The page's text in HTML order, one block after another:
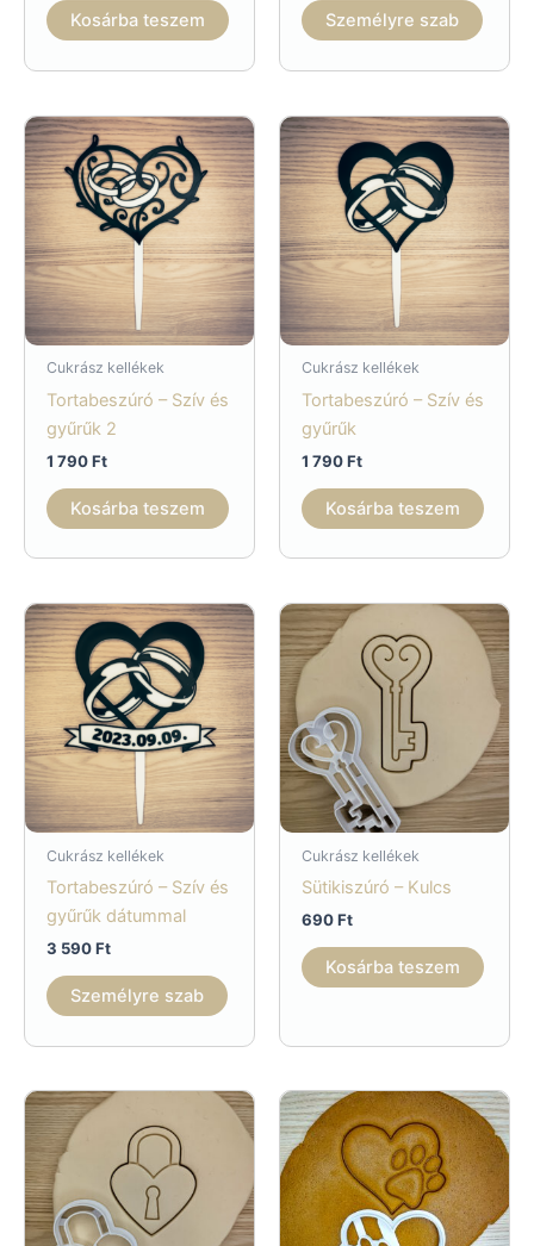
Kosárba teszem Személyre szab
Cukrász kellékek
Tortabeszúró – Szív és
gyűrűk 2
1 790Ft
Kosárba teszem
Cukrász kellékek
Tortabeszúró – Szív és
gyűrűk
1 790Ft
Kosárba teszem
Cukrász kellékek
Tortabeszúró – Szív és
gyűrűk dátummal
3 590Ft
Személyre szab
Cukrász kellékek
Sütikiszúró – Kulcs
690Ft
Kosárba teszem